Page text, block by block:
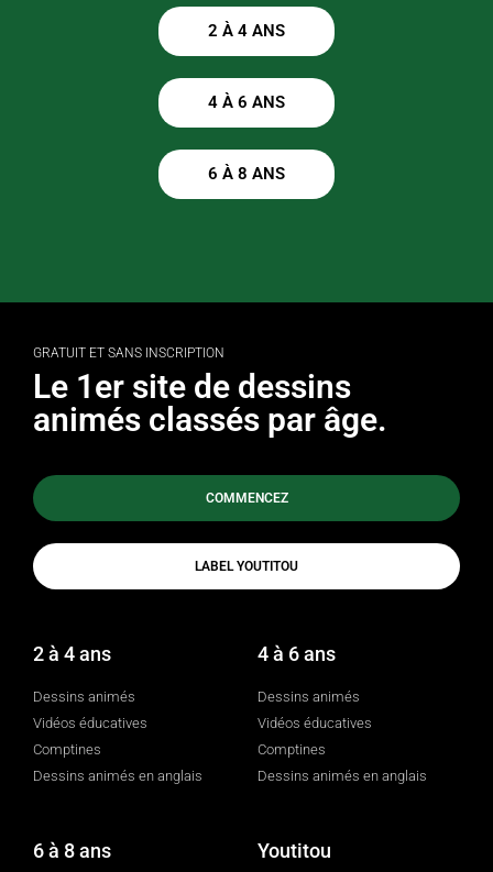
2 À 4 ANS
4 À 6 ANS
6 À 8 ANS
GRATUIT ET SANS INSCRIPTION
Le 1er site de dessins
animés classés par âge.
COMMENCEZ
LABEL YOUTITOU
2 à 4 ans
Dessins animés
Vidéos éducatives
Comptines
Dessins animés en anglais
4 à 6 ans
Dessins animés
Vidéos éducatives
Comptines
Dessins animés en anglais
6 à 8 ans Youtitou